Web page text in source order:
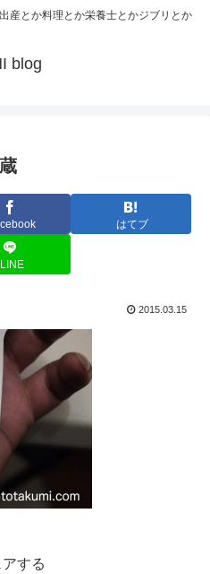
とか料理とか栄養士とかジブリとか
blog
はてブ
LINE
2015.03.15
アする